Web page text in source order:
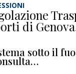
di
sotto il